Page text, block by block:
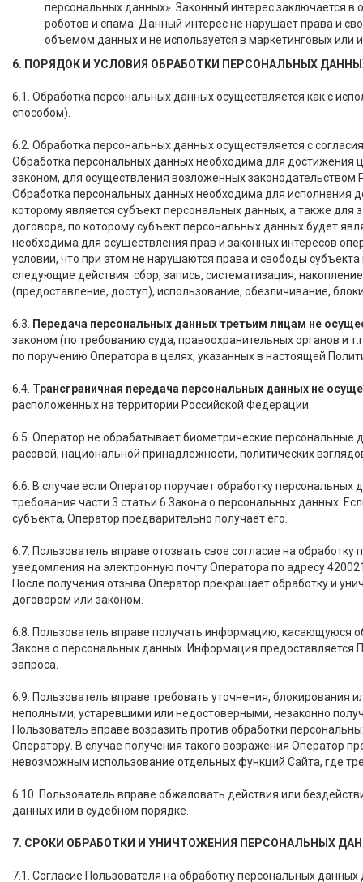
персональных данных». Законный интерес заключается в
роботов и спама. Данный интерес не нарушает права и
объемом данных и не используется в маркетинговых или
6. ПОРЯДОК И УСЛОВИЯ ОБРАБОТКИ ПЕРСОНАЛЬНЫХ
6.1. Обработка персональных данных осуществляется как с
способом).
6.2. Обработка персональных данных осуществляется с
Обработка персональных данных необходима для
законом, для осуществления возложенных
Обработка персональных данных необходима для исполнения
которому является субъект персональных данных, а также
договора, по которому субъект персональных данных будет
необходима для осуществления прав и законных интересов
условии, что при этом не нарушаются права и свободы
следующие действия: сбор, запись, систематизация,
(предоставление, доступ), использование, обезличивание,
6.3.
Передача персональных данных третьим лицам не
законом (по требованию суда, правоохранительных органов
по поручению Оператора в целях, указанных в настоящей
6.4. Трансграничная передача персональных данных не
расположенных на территории Российской Федерации.
6.5. Оператор не обрабатывает биометрические
расовой, национальной принадлежности, политических
6.6. В случае если Оператор поручает обработку
требования части 3 статьи 6 Закона о персональных данных.
субъекта, Оператор предварительно получает его.
6.7. Пользователь вправе отозвать свое согласие на
уведомления на электронную почту Оператора по адресу
После получения отзыва Оператор прекращает обработку и
договором или законом.
6.8. Пользователь вправе получать информацию, касающуюся
Закона о персональных данных. Информация предоставляется
запроса.
6.9. Пользователь вправе требовать уточнения, блокирования
неполными, устаревшими или недостоверными, незаконно
Пользователь вправе возразить против обработки
Оператору. В случае получения такого возражения Оператор
невозможным использование отдельных функций Сайта, где
6.10. Пользователь вправе обжаловать действия или
данных или в судебном порядке.
7. СРОКИ ОБРАБОТКИ И УНИЧТОЖЕНИЯ ПЕРСОНАЛЬНЫХ
7.1. Согласие Пользователя на обработку персональных данных